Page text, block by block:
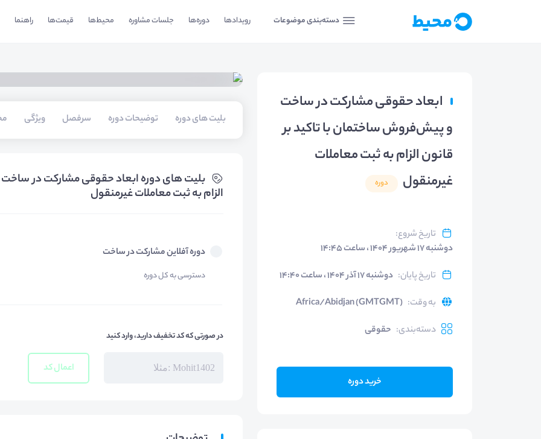
دسته‌بندی موضوعات رویدادها دوره‌ها جلسات مشاوره محیط‌ها قیمت‌ها راهنما
ابعاد حقوقی مشارکت در ساخت
و پیش‌فروش ساختمان با تاکید بر
قانون الزام به ثبت معاملات
غیرمنقول
دوره
تاریخ شروع:
دوشنبه ۱۷ شهریور ۱۴۰۴ ، ساعت ۱۴:۴۵
تاریخ پایان: دوشنبه ۱۷ آذر ۱۴۰۴ ، ساعت ۱۴:۴۰
به وقت:
Africa/Abidjan (GMTGMT)
دسته‌بندی: حقوقی
خرید دوره
بلیت های دوره
توضیحات دوره سرفصل ویژگی
بلیت های دوره ابعاد حقوقی مشارکت در
الزام به ثبت معاملات غیرمنقول
دوره آفلاین مشارکت در ساخت
دسترسی به کل دوره
در صورتی که کد تخفیف دارید، وارد کنید
اعمال کد